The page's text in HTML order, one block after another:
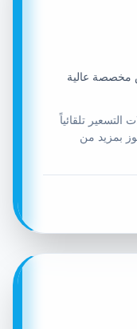
عالية
التسعير تلقائياً
بمزيد من